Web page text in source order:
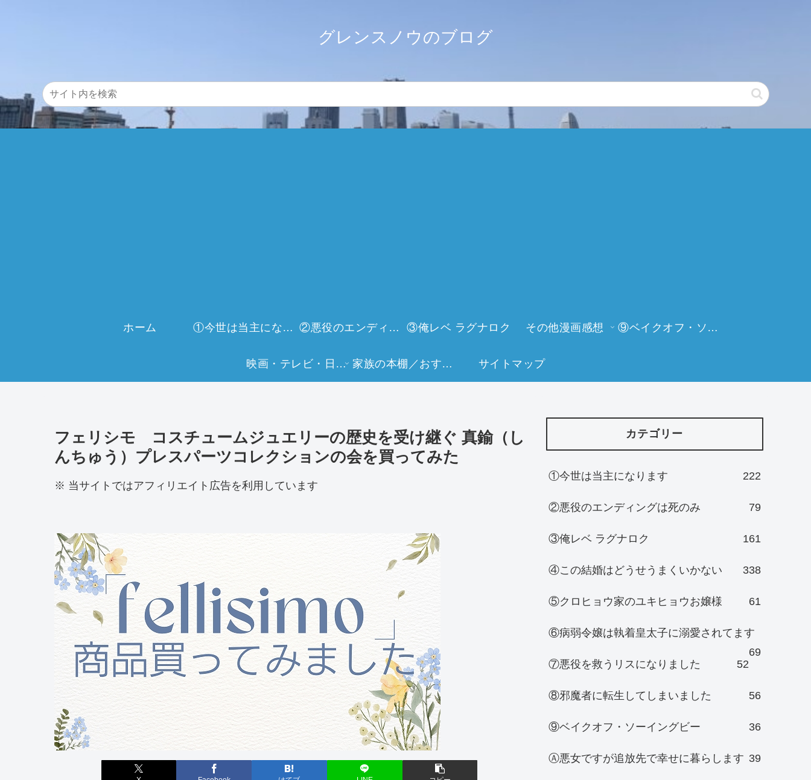
グレンスノウのブログ
ホーム ①今世は当主になります ②悪役のエンディングは死のみ ③俺レベ ラグナロク その他漫画感想 ⑨ベイクオフ・ソーイングビー
映画・テレビ・日常生活 家族の本棚／おすすめミュージアム サイトマップ
フェリシモ コスチュームジュエリーの歴史を受け継ぐ 真鍮（し
んちゅう）プレスパーツコレクションの会を買ってみた
※ 当サイトではアフィリエイト広告を利用しています
カテゴリー
①今世は当主になります 222
②悪役のエンディングは死のみ 79
③俺レベ ラグナロク 161
④この結婚はどうせうまくいかない 338
⑤クロヒョウ家のユキヒョウお嬢様 61
⑥病弱令嬢は執着皇太子に溺愛されてます
69
⑦悪役を救うリスになりました
52
⑧邪魔者に転生してしまいました 56
⑨ベイクオフ・ソーイングビー 36
Ⓐ悪女ですが追放先で幸せに暮らします 39